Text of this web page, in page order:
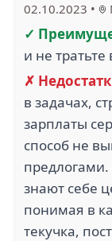
02.10.2023 •
✓
и не
✗
в задачах,
зарплаты
способ не
знают себе
понимая в
текучка,